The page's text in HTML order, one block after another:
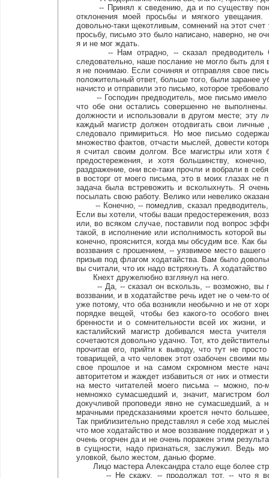
-- Принял к сведению, да и по существу
отклонения моей просьбы и мягкого
довольно-таки щекотливым, сомнений на этот
просьбу, письмо это было написано, наверно, не
я и не мог ждать.
-- Нам отрадно, -- сказал предводитель
следовательно, наше послание не могло быть
я не понимаю. Если сочиняя и отправляя свое
положительный ответ, больше того, были заранее
начисто и отправили это письмо, которое
-- Господин предводитель, мое письмо имело
что обе они остались совершенно не
должности и использовали в другом месте; эту
каждый магистр должен отодвигать свои
следовало примириться. Но мое письмо
множество фактов, отчасти мыслей, довести
я считал своим долгом. Все магистры или хотя
предостережения, и хотя большинству,
раздражение, они все-таки прочли и вобрали в
в восторг от моего письма, это в моих глазах
задача была встревожить и всколыхнуть. Я
посылать свою работу. Велико или невелико
-- Конечно, -- помедлив, сказал предводитель,
Если вы хотели, чтобы ваши предостережения,
или, во всяком случае, поставили под вопрос
такой, в исполнение или исполнимость которой
конечно, прояснится, когда мы обсудим все. Как
воззвания с прошением, -- уязвимое место
призыв под флагом ходатайства. Вам было
вы считали, что их надо встряхнуть. А
Кнехт дружелюбно взглянул на него.
-- Да, -- сказал он вскользь, -- возможно, вы
воззвании, и в ходатайстве речь идет не о чем-
уже потому, что оба возникли необычно и не от
порядке вещей, чтобы без какого-то особого
бренности и о сомнительности всей их жизни,
касталийский магистр добивался места
сочетаются довольно удачно. Тот, кто
прочитав его, прийти к выводу, что тут не
товарищей, а что человек этот озабочен своими
свое прошлое и на самом скромном месте
авторитетом и жаждет избавиться от них и
на место читателей моего письма -- можно, по-
немножко сумасшедший и, значит, магистром
докучливой проповеди явно не сумасшедший, а
мрачными предсказаниями кроется нечто
Так приблизительно представлял я себе ход
что мое ходатайство и мое воззвание поддержат
очень огорчен да и не очень поражен этим
в сущности, надо признаться, заслужил. Ведь
уловкой, было жестом, данью форме.
Лицо мастера Александра стало еще более
-- Не скажу, -- продолжал тот, -- что я